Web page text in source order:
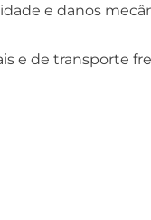
e danos
e de transporte